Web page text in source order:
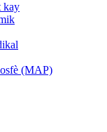
kay
(MAP)